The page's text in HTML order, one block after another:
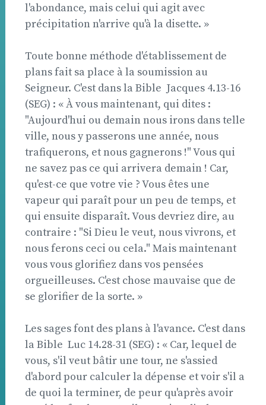
l'abondance, mais celui qui agit avec
précipitation n'arrive qu'à la disette. »
Toute bonne méthode d'établissement de
plans fait sa place à la soumission au
Seigneur. C'est dans la Bible  Jacques 4.13-16
(SEG) : « À vous maintenant, qui dites :
"Aujourd'hui ou demain nous irons dans telle
ville, nous y passerons une année, nous
trafiquerons, et nous gagnerons !" Vous qui
ne savez pas ce qui arrivera demain ! Car,
qu'est-ce que votre vie ? Vous êtes une
vapeur qui paraît pour un peu de temps, et
qui ensuite disparaît. Vous devriez dire, au
contraire : "Si Dieu le veut, nous vivrons, et
nous ferons ceci ou cela." Mais maintenant
vous vous glorifiez dans vos pensées
orgueilleuses. C'est chose mauvaise que de
se glorifier de la sorte. »
Les sages font des plans à l'avance. C'est dans
la Bible  Luc 14.28-31 (SEG) : « Car, lequel de
vous, s'il veut bâtir une tour, ne s'assied
d'abord pour calculer la dépense et voir s'il a
de quoi la terminer, de peur qu'après avoir